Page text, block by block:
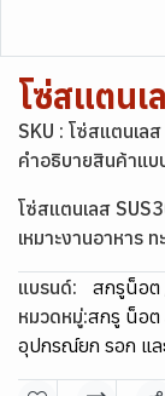
โซ่สแตนเ
SKU : โซ่สแตนเลส
คำอธิบายสินค้าแบ
โซ่สแตนเลส
เหมาะงานอาหาร ท
แบรนด์:
สกรูน็อต
หมวดหมู่:สกรู น็อ
อุปกรณ์ยก รอก แล